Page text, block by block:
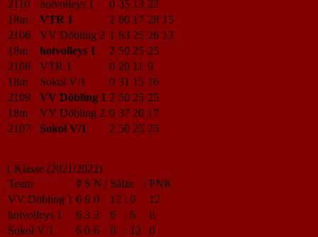
2110
hotvolleys 1 0 35 13 22
18m
VTR 1 2 60 17 28 15
2106
VV Döbling 2 1 63 25 26 12
18m
hotvolleys 1 2 50 25 25
2108
VTR 1 0 20 11 9
18m
Sokol V/1 0 31 15 16
2109
VV Döbling 1 2 50 25 25
18m
VV Döbling 2 0 37 20 17
2107
Sokol V/1 2 50 25 25
1.Klasse (2021/2022)
Team
# S N | Sätze | PNK
VV Döbling 1 6 6 0 12 : 0
12
hotvolleys 1
6 3 3 6 : 6
6
Sokol V/1
6 0 6 0 : 12 0